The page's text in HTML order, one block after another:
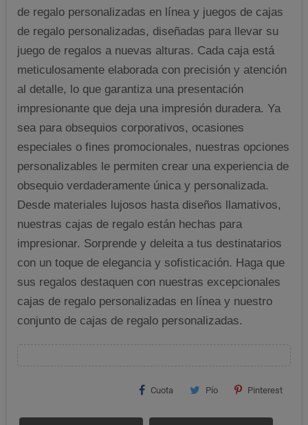
de regalo personalizadas en línea y juegos de cajas
de regalo personalizadas, diseñadas para llevar su
juego de regalos a nuevas alturas. Cada caja está
meticulosamente elaborada con precisión y atención
al detalle, lo que garantiza una presentación
impresionante que deja una impresión duradera. Ya
sea para obsequios corporativos, ocasiones
especiales o fines promocionales, nuestras opciones
personalizables le permiten crear una experiencia de
obsequio verdaderamente única y personalizada.
Desde materiales lujosos hasta diseños llamativos,
nuestras cajas de regalo están hechas para
impresionar. Sorprende y deleita a tus destinatarios
con un toque de elegancia y sofisticación. Haga que
sus regalos destaquen con nuestras excepcionales
cajas de regalo personalizadas en línea y nuestro
conjunto de cajas de regalo personalizadas.
Cuota Pío Pinterest